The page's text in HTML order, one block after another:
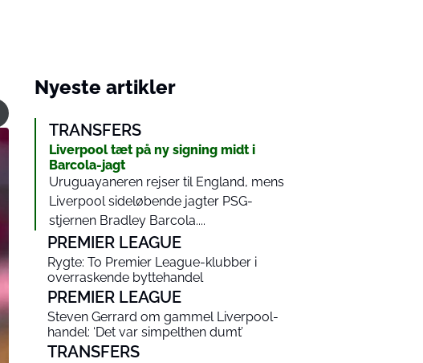
Nyeste artikler
TRANSFERS
Liverpool tæt på ny signing midt i
Barcola-jagt
Uruguayaneren rejser til England, mens
Liverpool sideløbende jagter PSG-
stjernen Bradley Barcola....
PREMIER LEAGUE
Rygte: To Premier League-klubber i
overraskende byttehandel
PREMIER LEAGUE
Steven Gerrard om gammel Liverpool-
handel: ‘Det var simpelthen dumt’
TRANSFERS